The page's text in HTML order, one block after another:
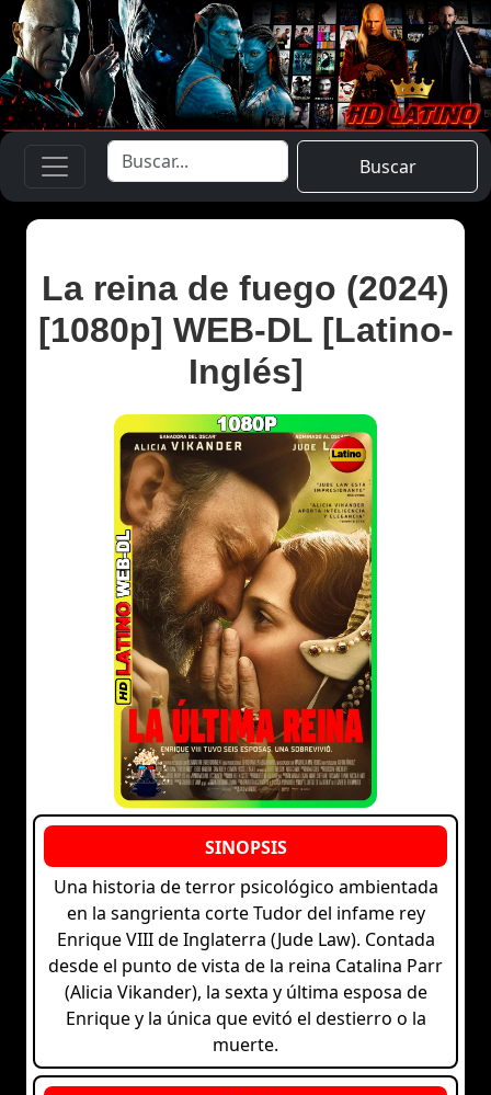
Buscar
La reina de fuego (2024)
[1080p] WEB-DL [Latino-
Inglés]
Una historia de terror psicológico ambientada
en la sangrienta corte Tudor del infame rey
Enrique VIII de Inglaterra (Jude Law). Contada
desde el punto de vista de la reina Catalina Parr
(Alicia Vikander), la sexta y última esposa de
Enrique y la única que evitó el destierro o la
muerte.